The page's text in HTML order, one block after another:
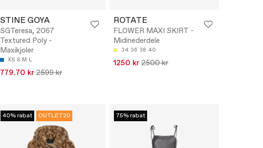
STINE GOYA
SGTeresa, 2067
Textured Poly -
Maxikjoler
XS S M L
779.70 kr 2599 kr
ROTATE
FLOWER MAXI SKIRT -
Midinederdele
34 36 38 40
1250 kr 2500 kr
40% rabat OUTLET20 75% rabat